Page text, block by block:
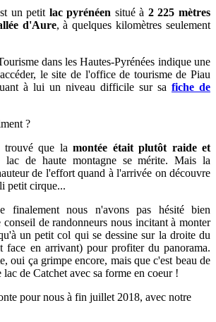
un petit lac pyrénéen situé à 2 225 mètres
d'Aure, à quelques kilomètres seulement
dans les Hautes-Pyrénées indique une
le site de l'office de tourisme de Piau
à lui un niveau difficile sur sa fiche de
?
trouvé que lamontée était plutôt raide et
lac de haute montagne se mérite. Mais la
de l'effortquand à l'arrivée on découvre
petit cirque...
finalement nous n'avons pas hésité bien
conseil de randonneurs nous incitant à monter
un petit col qui se dessine sur la droite du
en arrivant) pour profiter du panorama.
oui ça grimpe encore, mais que c'est beau de
de Catchet avec sa forme en coeur !
pour nous à fin juillet2018, avec notre